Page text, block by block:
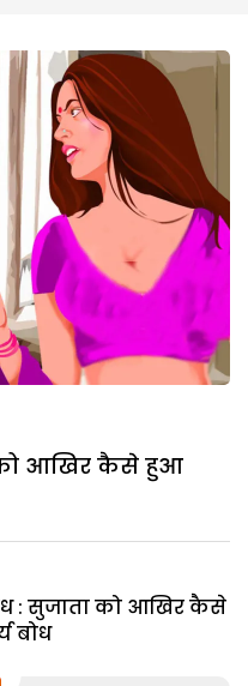
को आखिर कैसे हुआ
: सुजाता को आखिर कैसे
बोध